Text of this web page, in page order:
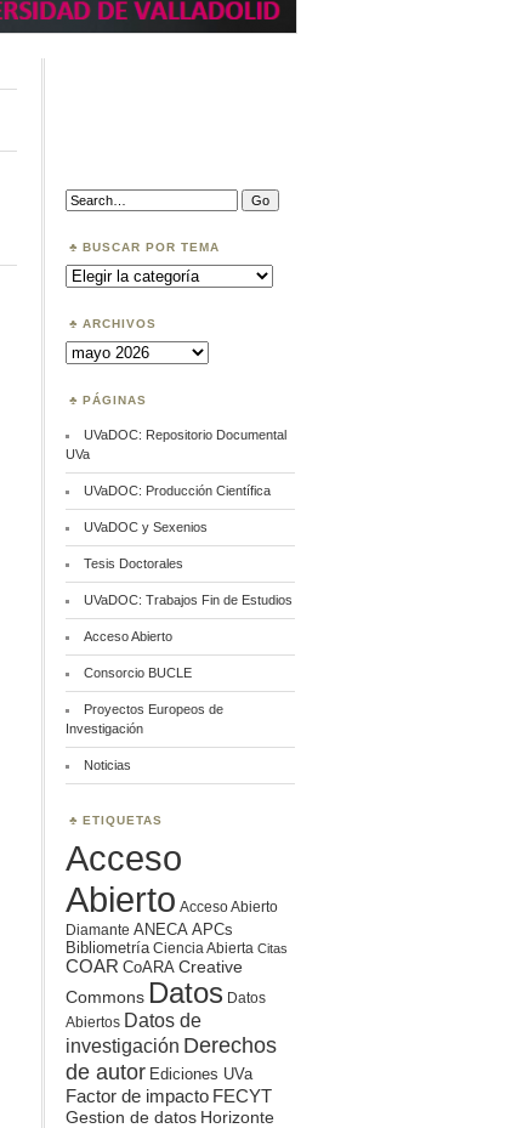
Search:
BUSCAR POR TEMA
Buscar
por
ARCHIVOS
Archivos
PÁGINAS
UVaDOC: Repositorio Documental
UVa
UVaDOC: Producción Científica
UVaDOC y Sexenios
Tesis Doctorales
UVaDOC: Trabajos Fin de Estudios
Acceso Abierto
Consorcio BUCLE
Proyectos Europeos de
Investigación
Noticias
ETIQUETAS
Acceso
Abierto Acceso Abierto
Diamante ANECA APCs
Bibliometría Ciencia Abierta Citas
COAR CoARA Creative
Commons Datos Datos
Abiertos Datos de
investigación Derechos
de autor Ediciones UVa
Factor de impacto FECYT
Gestion de datos Horizonte